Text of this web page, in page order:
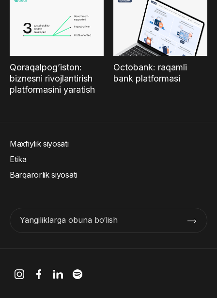
Qoraqalpog’iston:
biznesni rivojlantirish
platformasini yaratish
Octobank: raqamli
bank platformasi
Yangiliklarga obuna bo‘lish
Maxfiylik siyosati
Etika
Barqarorlik siyosati